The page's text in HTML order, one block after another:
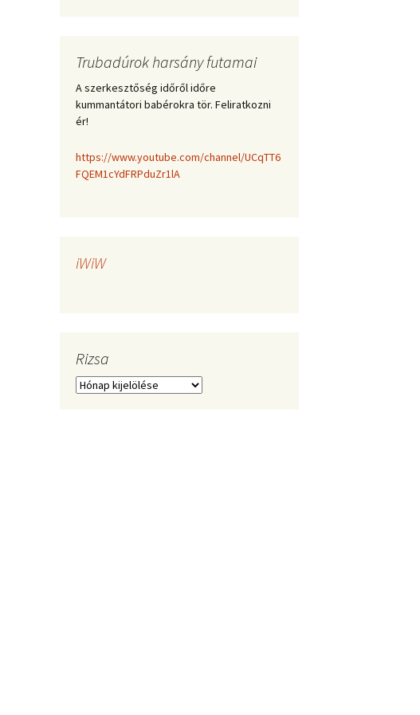
Trubadúrok harsány futamai
A szerkesztőség időről időre
kummantátori babérokra tör. Feliratkozni
ér!
https://www.youtube.com/channel/UCqTT6
FQEM1cYdFRPduZr1lA
iWiW
Rizsa
Rizsa